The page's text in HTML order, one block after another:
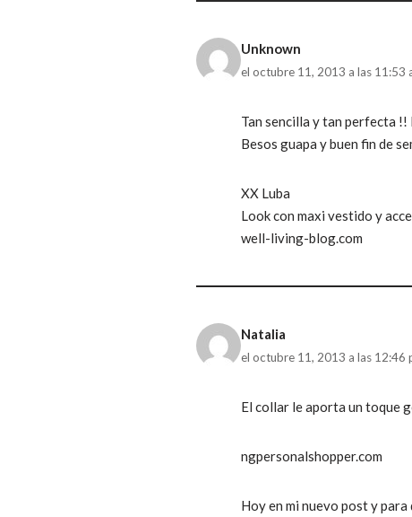
Unknown
el octubre 11, 2013 a las 11:53
Tan sencilla y tan perfecta !!
Besos guapa y buen fin de
XX Luba
Look con maxi vestido y
well-living-blog.com
Natalia
el octubre 11, 2013 a las 12:46
El collar le aporta un toque
ngpersonalshopper.com
Hoy en mi nuevo post y